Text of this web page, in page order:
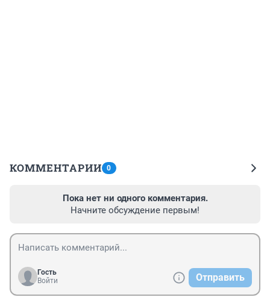
КОММЕНТАРИИ 0
Пока нет ни одного комментария.
Начните обсуждение первым!
Гость
Войти
Отправить